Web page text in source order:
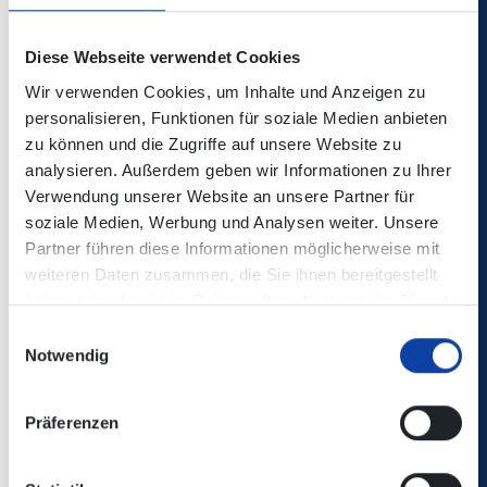
Diese Webseite verwendet Cookies
Wir verwenden Cookies, um Inhalte und Anzeigen zu
personalisieren, Funktionen für soziale Medien anbieten
zu können und die Zugriffe auf unsere Website zu
analysieren. Außerdem geben wir Informationen zu Ihrer
Verwendung unserer Website an unsere Partner für
soziale Medien, Werbung und Analysen weiter. Unsere
Partner führen diese Informationen möglicherweise mit
weiteren Daten zusammen, die Sie ihnen bereitgestellt
haben oder die sie im Rahmen Ihrer Nutzung der Dienste
Notwendig
Präferenzen
Wegbeschreibung – Obernhof/Weinähr nach
Bad Ems
Streckenwanderung:16 km
Reine Gehzeit:4 - 5 Std
Die „Schokoladenseiten“ von Nassau, Dausenau, Bad Ems
stehen auf dem Programm dieser Etappe; schöne
Aussichten auf das Lahntal gibt es mal vom rechten, mal
vom linken Ufer der Lahn und den angrenzenden Höhen.